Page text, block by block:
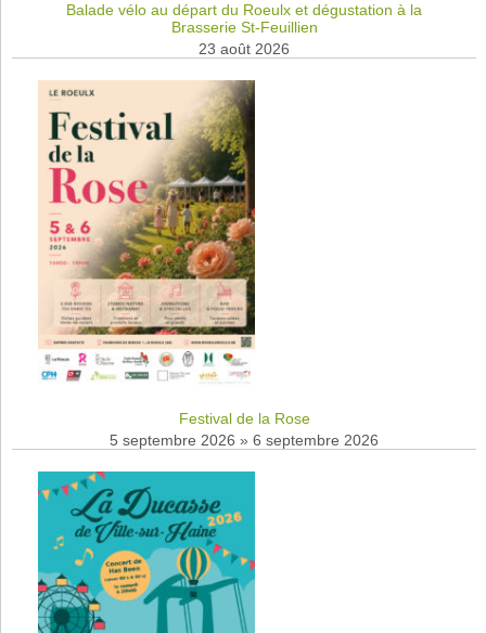
Balade vélo au départ du Roeulx et dégustation à la
Brasserie St-Feuillien
23 août 2026
Festival de la Rose
5 septembre 2026 » 6 septembre 2026